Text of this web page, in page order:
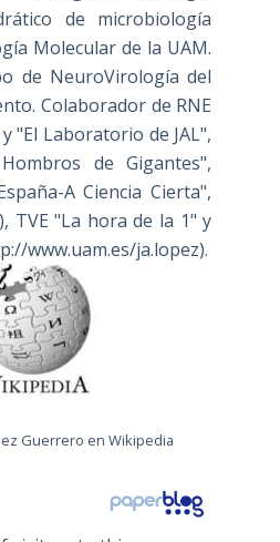
de microbiología
Molecular de la UAM.
de NeuroVirología del
Colaborador de RNE
"El Laboratorio de JAL",
de Gigantes",
A Ciencia Cierta",
TVE "La hora de la 1" y
www.uam.es/ja.lopez).
Guerrero en Wikipedia